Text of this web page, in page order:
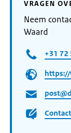
VRAGEN
Neem
Waard
+31 72